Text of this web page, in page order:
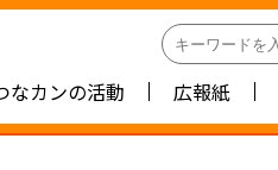
なカンの活動 広報紙